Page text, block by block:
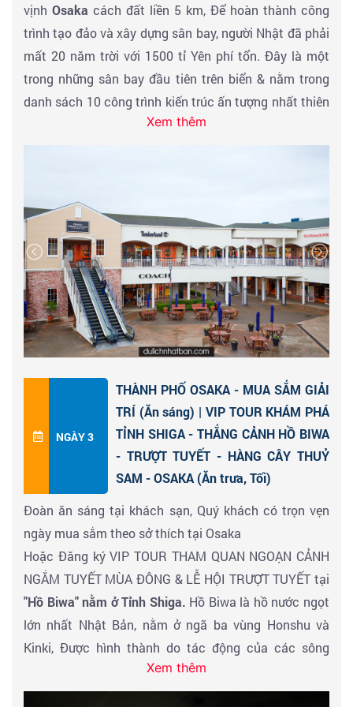
vịnh Osaka cách đất liền 5 km, Để hoàn thành công
trình tạo đảo và xây dựng sân bay, người Nhật đã phải
mất 20 năm trời với 1500 tỉ Yên phí tổn. Đây là một
trong những sân bay đầu tiên trên biển & nằm trong
danh sách 10 công trình kiến trúc ấn tượng nhất thiên
tạiShopping Rinku Premium Outlets
là khu mua sắm
outlet kiểu tây lớn nhất của Nhật Bản. Khu mua sắm 2
tầng với hơn 200 cửa hàng cửa hiệu cùng rất nhiều
cửa hàng ăn uống. Tại đây quý khách còn có thể đi
dạo trên bờ biển ngắm cảnh hoàng hôn, cảnh tuyết rơi
mùa đông dọc bờ biển
Đến giờ đoàn về khách sạn nghỉ ngơi & buổi chiều tiếp
tục cùng HDV trải nghiệm chương trình khám phá
NHẬT BẢN theo cách người Nhật bằng phương tiện
giao thông HIỆN ĐẠI ( Bao gồm vé phương tiện giao
+ Thư giãn với dịch vụ tắm Onsen cao cấp tại trung
tâm ONSEN & RESORT không giới hạn
+ Mua sắm tại siêu thị nội địa hàng Nhật (100% hàng
tiêu dùng sản xuất cho người Nhật)
+ Khám phá các trung tâm Osaka sôi động về đêm
:Khu Shinsekai /Khu Umeda/Khu Tenjinbashi/Trạm
JR Osaka/ khu trung tâm Shinsaibashi ...
+ Khám phá PHỐ ĐÈN ĐỎ văn hóa độc lạ chỉ có ở
OSAKA.
Xem thêm
NGÀY 3
THÀNH PHỐ OSAKA - MUA SẮM GIẢI
TRÍ (Ăn sáng) | VIP TOUR KHÁM PHÁ
TỈNH SHIGA - THẮNG CẢNH HỒ BIWA
- TRƯỢT TUYẾT - HÀNG CÂY THUỶ
SAM - OSAKA (Ăn trưa, Tối)
Đoàn ăn sáng tại khách sạn, Quý khách có trọn vẹn
ngày mua sắm theo sở thích tại Osaka
Hoặc Đăng ký VIP TOUR THAM QUAN NGOẠN CẢNH
NGẮM TUYẾT MÙA ĐÔNG & LỄ HỘI TRƯỢT TUYẾT tại
"Hồ Biwa" nằm ở Tỉnh Shiga. Hồ Biwa là hồ nước ngọt
lớn nhất Nhật Bản, nằm ở ngã ba vùng Honshu và
Kinki, Được hình thành do tác động của các sông
băng cổ xưa và có diện tích khoảng 670 km2. Hồ cung
cấp nguồn nước quan trọng cho gần 15 triệu người
Xem thêm